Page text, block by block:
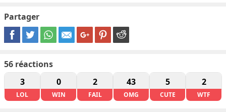
Partager
56 réactions
3
LOL
0
WIN
2
FAIL
43
OMG
5
CUTE
2
WTF